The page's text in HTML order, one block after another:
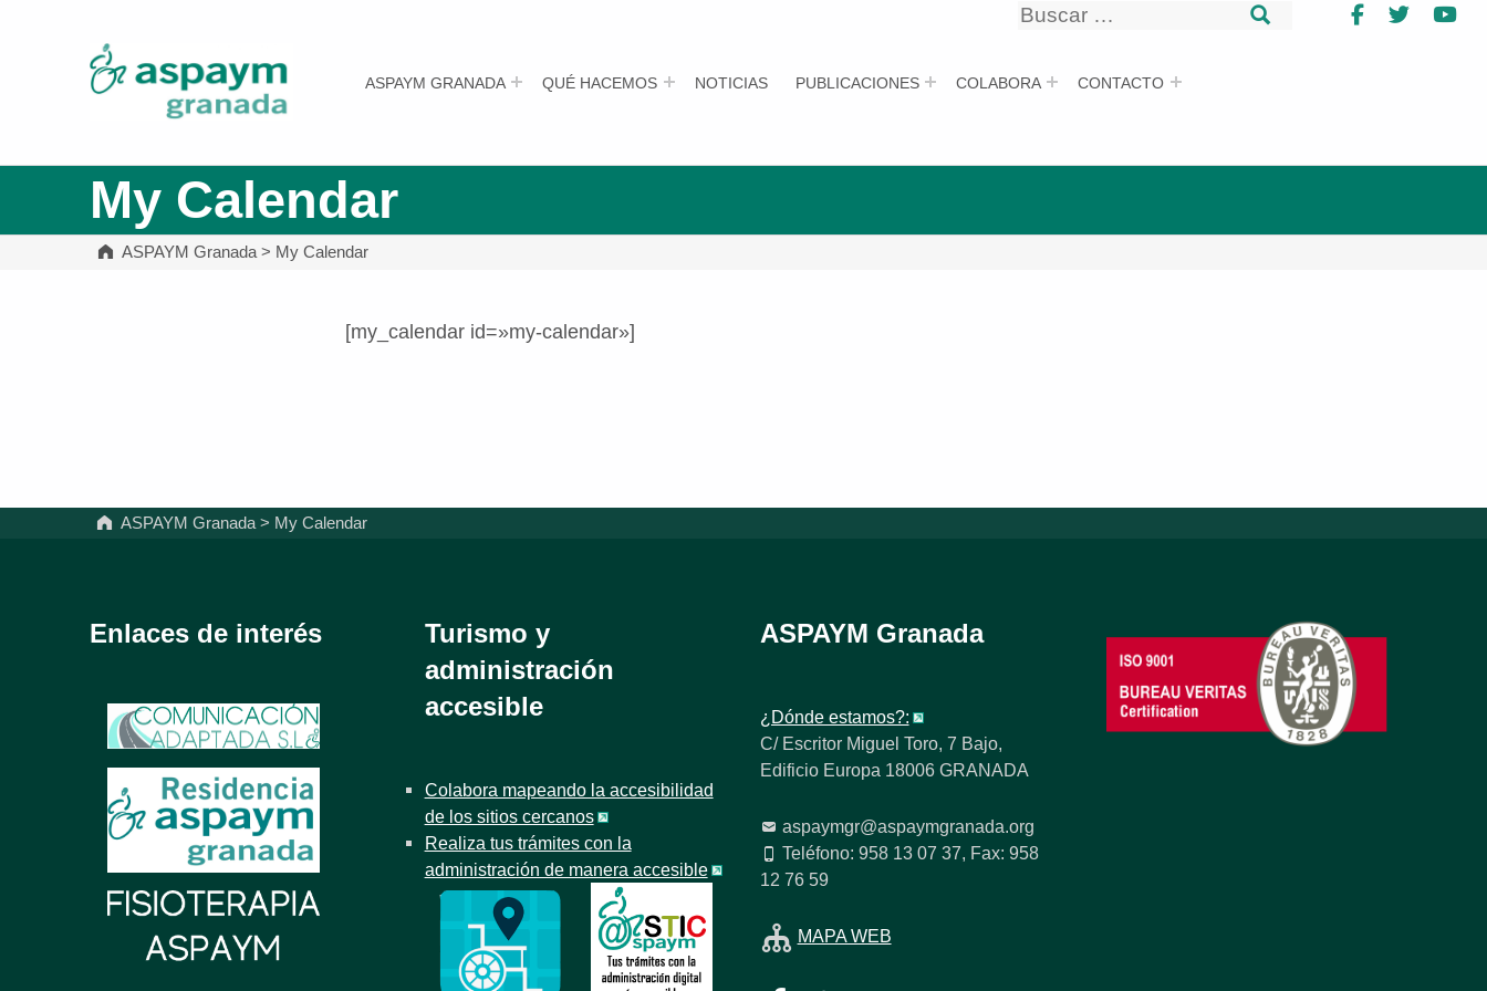
ASPAYM GRANADA QUÉ HACEMOS NOTICIAS PUBLICACIONES COLABORA CONTACTO
Buscar
Facebook
Twitter
My Calendar
ASPAYM Granada > My Calendar
[my_calendar id=»my-calendar»]
Volver a la navegación principal
ASPAYM Granada> My Calendar
Enlaces de interés
Turismo y
administración
accesible
Colabora mapeando la accesibilidad
de los sitios cercanos
Realiza tus trámites con la
administración de manera accesible
ASPAYM Granada
¿Dónde estamos?:
C/ Escritor Miguel Toro, 7 Bajo,
Edificio Europa 18006 GRANADA
aspaymgr@aspaymgranada.org
Teléfono: 958 13 07 37, Fax: 958
12 76 59
MAPA WEB